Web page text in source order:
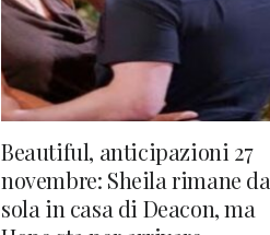
Beautiful, anticipazioni 27
novembre: Sheila rimane da
sola in casa di Deacon, ma